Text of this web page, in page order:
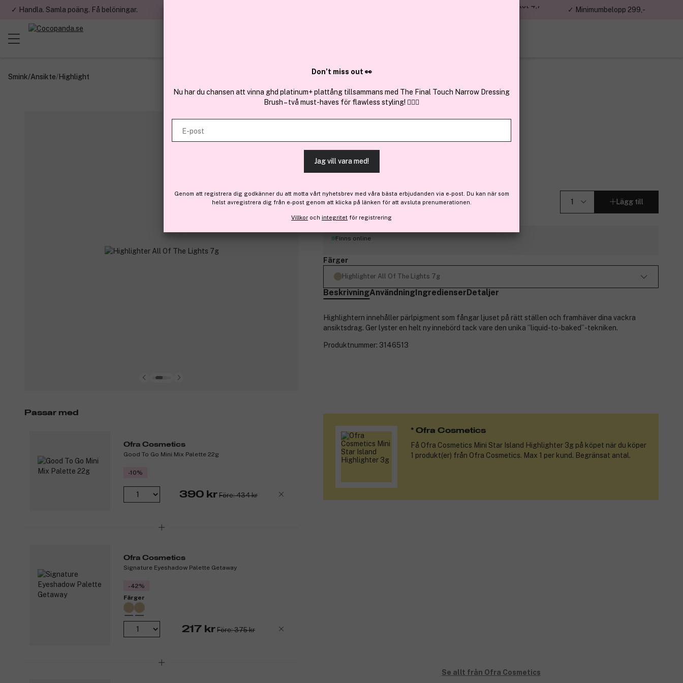
✓ Handla. Samla poäng. Få belöningar.
✓ Över 1,5 miljon kunder – Trustpilot 4,7
✓ Minimumbelopp 299,-
Smink/Ansikte/Highlight
Highlighter All Of The Lights 7g
389 kr Lägg till
Finns online
Färger
Highlighter All Of The Lights 7g
BeskrivningAnvändningIngredienserDetaljer
Highlightern innehåller pärlpigment som fångar ljuset på rätt ställen och framhäver dina vackra
ansiktsdrag. Ger lyster en helt ny innebörd tack vare den unika ”liquid-to-baked”-tekniken.
Produktnummer: 3146513
* Ofra Cosmetics
Få Ofra Cosmetics Mini Star Island Highlighter 3g på köpet när du köper
1 produkt(er) från Ofra Cosmetics. Max 1 per kund. Begränsat antal.
Passar med
Ofra Cosmetics
Good To Go Mini Mix Palette 22g
-10%
390 kr Före: 434 kr
Ofra Cosmetics
Signature Eyeshadow Palette Getaway
-42%
Färger
217 kr Före: 375 kr
Se allt från Ofra Cosmetics
Don’t miss out 👀
Nu har du chansen att vinna ghd platinum+ plattång tillsammans med The Final Touch Narrow Dressing
Brush – två must-haves för flawless styling! 💇‍♀️✨
E-post
Jag vill vara med!
Genom att registrera dig godkänner du att motta vårt nyhetsbrev med våra bästa erbjudanden via e-post. Du kan när som
helst avregistrera dig från e-post genom att klicka på länken för att avsluta prenumerationen.
Villkor och integritet för registrering